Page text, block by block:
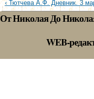
‹ Тютчева А.Ф. Дневник. 3
От Николая До
WEB-